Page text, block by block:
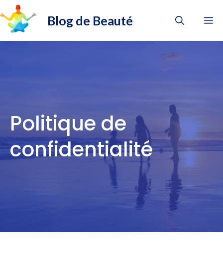
Aller
au
contenu
Blog de Beauté
Politique de
confidentialité